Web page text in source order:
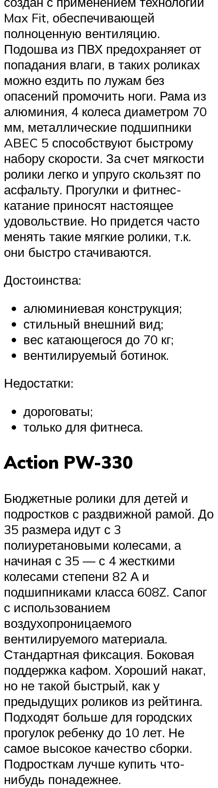
Max Fit, обеспечивающей
полноценную вентиляцию.
Подошва из ПВХ предохраняет от
попадания влаги, в таких роликах
можно ездить по лужам без
опасений промочить ноги. Рама из
алюминия, 4 колеса диаметром 70
мм, металлические подшипники
ABEC 5 способствуют быстрому
набору скорости. За счет мягкости
ролики легко и упруго скользят по
асфальту. Прогулки и фитнес-
катание приносят настоящее
удовольствие. Но придется часто
менять такие мягкие ролики, т.к.
они быстро стачиваются.
Достоинства:
алюминиевая конструкция;
стильный внешний вид;
вес катающегося до 70 кг;
вентилируемый ботинок.
Недостатки:
дороговаты;
только для фитнеса.
Action PW-330
Бюджетные ролики для детей и
подростков с раздвижной рамой. До
35 размера идут с 3
полиуретановыми колесами, а
начиная с 35 — с 4 жесткими
колесами степени 82 А и
подшипниками класса 608Z. Сапог
с использованием
воздухопроницаемого
вентилируемого материала.
Стандартная фиксация. Боковая
поддержка кафом. Хороший накат,
но не такой быстрый, как у
предыдущих роликов из рейтинга.
Подходят больше для городских
прогулок ребенку до 10 лет. Не
самое высокое качество сборки.
Подросткам лучше купить что-
нибудь понадежнее.